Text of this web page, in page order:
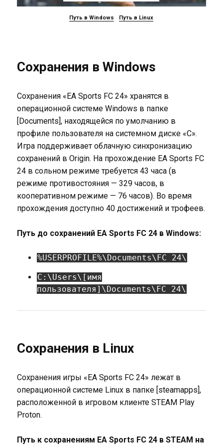
Путь в Windows Путь в Linux
Сохранения в Windows
Сохранения «EA Sports FC 24» хранятся в
операционной системе Windows в папке
[Documents], находящейся по умолчанию в
профиле пользователя на системном диске «C».
Игра поддерживает облачную синхронизацию
сохранений в Origin. На прохождение EA Sports FC
24 в сольном режиме требуется 43 часа (в
режиме противостояния — 329 часов, в
кооперативном режиме — 76 часов). Во время
прохождения доступно 40 достижений и трофеев.
Путь до сохранений EA Sports FC 24 в Windows:
%USERPROFILE%\Documents\FC 24\
C:\Users\[имя
пользователя]\Documents\FC 24\
Сохранения в Linux
Сохранения игры «EA Sports FC 24» лежат в
операционной системе Linux в папке [steamapps],
расположенной в игровом клиенте STEAM Play
Proton.
Путь к сохранениям EA Sports FC 24 в STEAM на